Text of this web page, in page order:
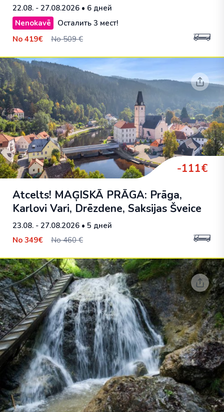
22.08. - 27.08.2026 • 6 дней
Nenokavē
Осталить 3 мест!
No 419€ No 509 €
-111€
Atcelts! MAĢISKĀ PRĀGA: Prāga,
Karlovi Vari, Drēzdene, Saksijas Šveice
23.08. - 27.08.2026 • 5 дней
No 349€ No 460 €